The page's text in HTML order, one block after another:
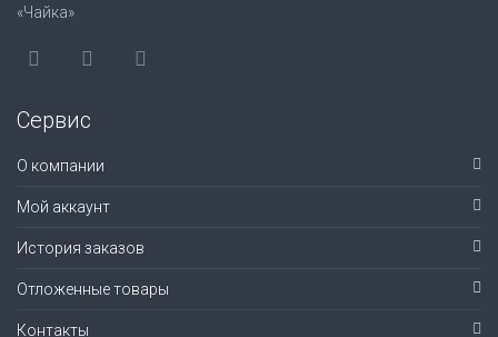
«Чайка»
Сервис
О компании
Мой аккаунт
История заказов
Отложенные товары
Контакты